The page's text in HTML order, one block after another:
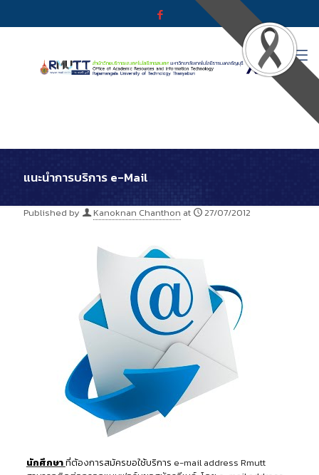
แนะนำการบริการ e-Mail
Published by Kanoknan Chanthon at 27/07/2012
นักศึกษาที่ต้องการสมัครขอใช้บริการ e-mail address Rmutt